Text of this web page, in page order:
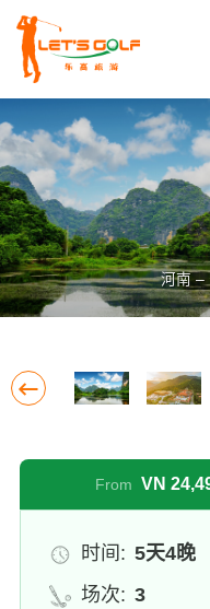
content
河南 –
From VN
时间: 5天4晚
场次: 3